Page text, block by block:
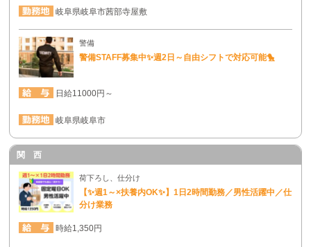
岐阜県岐阜市茜部寺屋敷
警備
警備STAFF募集中✨週2日～自由シフトで対応可能🐤
日給11000円～
岐阜県岐阜市
関 西
荷下ろし、仕分け
【✨週1～×扶養内OK✨】1日2時間勤務／男性活躍中／仕
分け業務
時給1,350円